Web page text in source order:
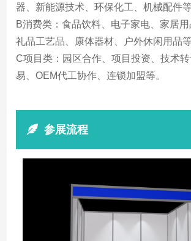
器、新能源技术、环保化工、机械配件
B消费类：食品饮料、电子家电、家居用
礼品工艺品、康体器材、户外休闲用品等
C项目类：园区合作、项目投资、技术
易、OEM代工协作、连锁加盟等。
参展流程